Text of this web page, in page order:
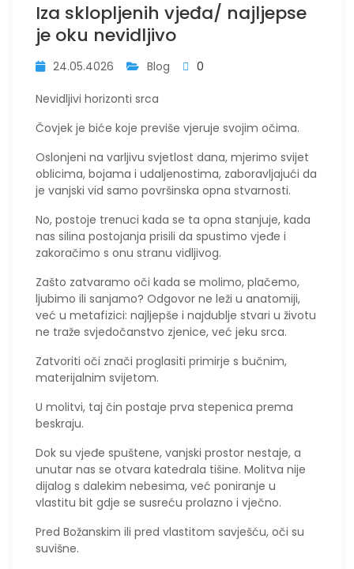
Iza sklopljenih vjeđa/ najljepse
je oku nevidljivo
24.05.4026 Blog 0
Nevidljivi horizonti srca
Čovjek je biće koje previše vjeruje svojim očima.
Oslonjeni na varljivu svjetlost dana, mjerimo svijet
oblicima, bojama i udaljenostima, zaboravljajući da
je vanjski vid samo površinska opna stvarnosti.
No, postoje trenuci kada se ta opna stanjuje, kada
nas silina postojanja prisili da spustimo vjeđe i
zakoračimo s onu stranu vidljivog.
Zašto zatvaramo oči kada se molimo, plačemo,
ljubimo ili sanjamo? Odgovor ne leži u anatomiji,
već u metafizici: najljepše i najdublje stvari u životu
ne traže svjedočanstvo zjenice, već jeku srca.
​Zatvoriti oči znači proglasiti primirje s bučnim,
materijalnim svijetom.
U molitvi, taj čin postaje prva stepenica prema
beskraju.
Dok su vjeđe spuštene, vanjski prostor nestaje, a
unutar nas se otvara katedrala tišine. Molitva nije
dijalog s dalekim nebesima, već poniranje u
vlastitu bit gdje se susreću prolazno i vječno.
Pred Božanskim ili pred vlastitom savješću, oči su
suvišne.